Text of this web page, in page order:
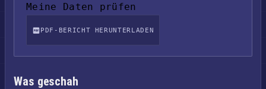
Meine Daten prüfen
PDF-BERICHT HERUNTERLADEN
Was geschah